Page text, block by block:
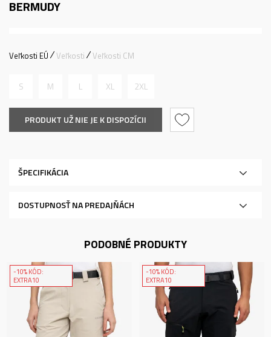
BERMUDY
Veľkosti EÚ Veľkosti Veľkosti CM
S M L XL 2XL
PRODUKT UŽ NIE JE K DISPOZÍCII
ŠPECIFIKÁCIA
DOSTUPNOSŤ NA PREDAJŇÁCH
PODOBNÉ PRODUKTY
-10% KÓD:
EXTRA10
-10% KÓD:
EXTRA10